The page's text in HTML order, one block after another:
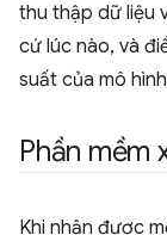
thu thập dữ liệu
cứ lúc nào, và
suất của mô
Phần mềm
Khi nhận được